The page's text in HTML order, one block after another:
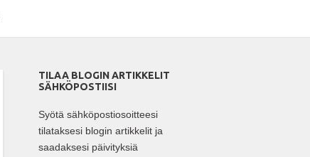
TILAA BLOGIN ARTIKKELIT
SÄHKÖPOSTIISI
Syötä sähköpostiosoitteesi
tilataksesi blogin artikkelit ja
saadaksesi päivityksiä